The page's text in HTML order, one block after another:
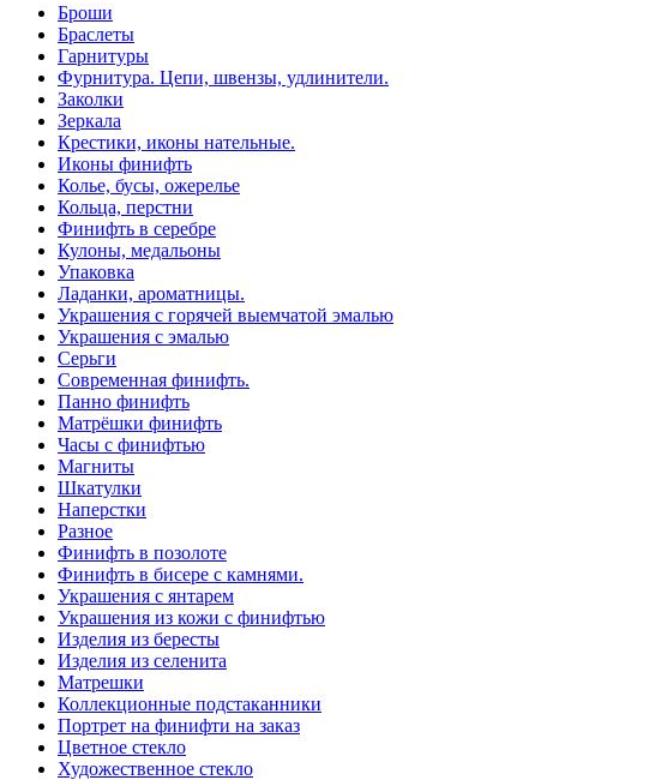
Броши
Браслеты
Гарнитуры
Фурнитура. Цепи, швензы, удлинители.
Заколки
Зеркала
Крестики, иконы нательные.
Иконы финифть
Колье, бусы, ожерелье
Кольца, перстни
Финифть в серебре
Кулоны, медальоны
Упаковка
Ладанки, ароматницы.
Украшения с горячей выемчатой эмалью
Украшения с эмалью
Серьги
Современная финифть.
Панно финифть
Матрёшки финифть
Часы с финифтью
Магниты
Шкатулки
Наперстки
Разное
Финифть в позолоте
Финифть в бисере с камнями.
Украшения с янтарем
Украшения из кожи с финифтью
Изделия из бересты
Изделия из селенита
Матрешки
Коллекционные подстаканники
Портрет на финифти на заказ
Цветное стекло
Художественное стекло